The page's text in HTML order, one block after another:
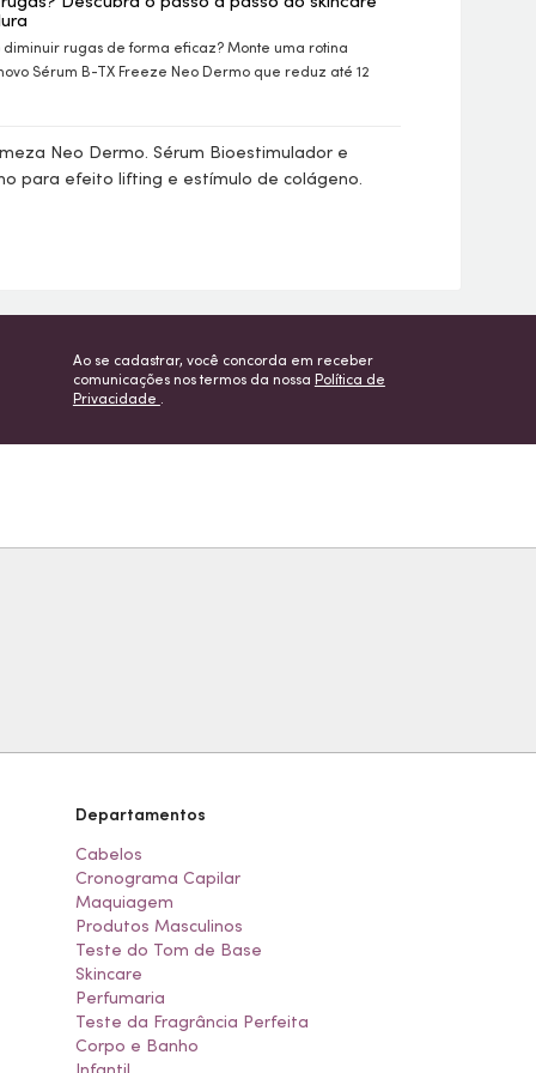
diminuir rugas de forma eficaz? Monte uma rotina
Sérum B-TX Freeze Neo Dermo que reduz até 12
Neo Dermo. Sérum Bioestimulador e
para efeito lifting e estímulo de colágeno.
Ao se cadastrar, você concorda em receber
comunicações nos termos da nossa Política de
Privacidade
Departamentos
Cabelos
Cronograma Capilar
Maquiagem
Produtos Masculinos
Teste do Tom de Base
Skincare
Perfumaria
Teste da Fragrância Perfeita
Corpo e Banho